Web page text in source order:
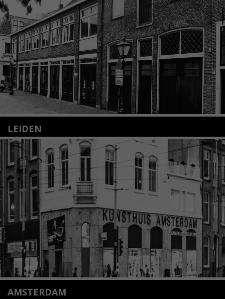
LEIDEN
Nieuwstraat 35
2312 KA Leiden
+31(0)71 – 52 84 480
info@kunsthuisleiden.nl
Lees meer
AMSTERDAM